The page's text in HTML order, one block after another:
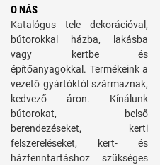
O NÁS
Katalógus tele dekorációval,
bútorokkal házba, lakásba
vagy kertbe és
építőanyagokkal. Termékeink a
vezető gyártóktól származnak,
kedvező áron. Kínálunk
bútorokat, belső
berendezéseket, kerti
felszereléseket, kert- és
házfenntartáshoz szükséges